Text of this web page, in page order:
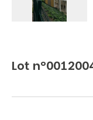
Lot